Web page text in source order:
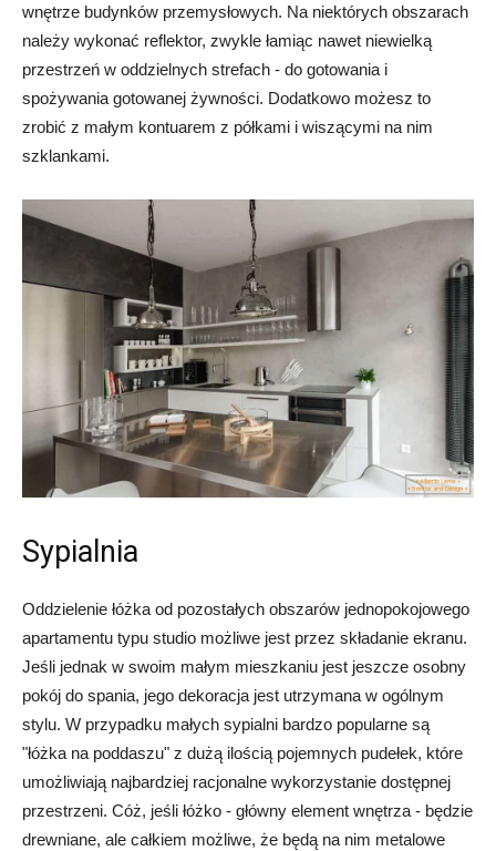
wnętrze budynków przemysłowych. Na niektórych obszarach
należy wykonać reflektor, zwykle łamiąc nawet niewielką
przestrzeń w oddzielnych strefach - do gotowania i
spożywania gotowanej żywności. Dodatkowo możesz to
zrobić z małym kontuarem z półkami i wiszącymi na nim
szklankami.
Sypialnia
Oddzielenie łóżka od pozostałych obszarów jednopokojowego
apartamentu typu studio możliwe jest przez składanie ekranu.
Jeśli jednak w swoim małym mieszkaniu jest jeszcze osobny
pokój do spania, jego dekoracja jest utrzymana w ogólnym
stylu. W przypadku małych sypialni bardzo popularne są
"łóżka na poddaszu" z dużą ilością pojemnych pudełek, które
umożliwiają najbardziej racjonalne wykorzystanie dostępnej
przestrzeni. Cóż, jeśli łóżko - główny element wnętrza - będzie
drewniane, ale całkiem możliwe, że będą na nim metalowe